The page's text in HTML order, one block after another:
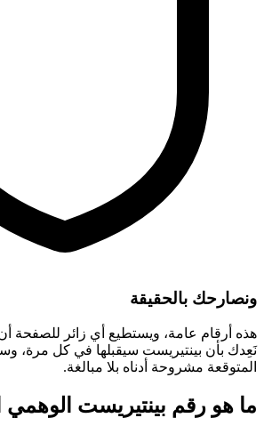
ونصارحك بالحقيقة
هذه أرقام عامة، ويستطيع أي زائر للصفحة أن
نَعِدك بأن بينتيريست سيقبلها في كل مرة،
المتوقعة مشروحة أدناه بلا مبالغة.
ما هو رقم بينتيريست